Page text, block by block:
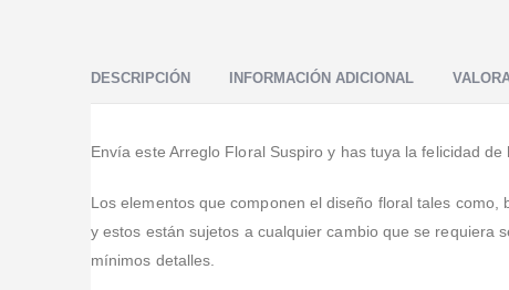
DESCRIPCIÓN INFORMACIÓN ADICIONAL
Envía este Arreglo Floral Suspiro y has tuya la felicidad
Los elementos que componen el diseño floral tales
y estos están sujetos a cualquier cambio que se requiera
mínimos detalles.